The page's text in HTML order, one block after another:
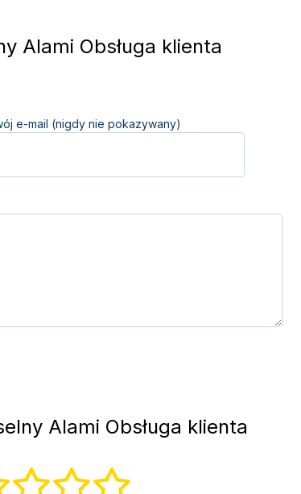
Alami Obsługa klienta
e-mail (nigdy nie pokazywany)
Alami Obsługa klienta